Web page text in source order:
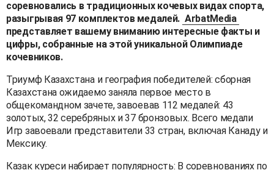
соревновались в традиционных кочевых видах спорта,
разыгрывая 97 комплектов медалей. ArbatMedia
представляет вашему вниманию интересные факты и
цифры, собранные на этой уникальной Олимпиаде
кочевников.
Триумф Казахстана и география победителей: сборная
Казахстана ожидаемо заняла первое место в
общекомандном зачете, завоевав 112 медалей: 43
золотых, 32 серебряных и 37 бронзовых. Всего медали
Игр завоевали представители 33 стран, включая Канаду и
Мексику.
Казак куреси набирает популярность: В соревнованиях по